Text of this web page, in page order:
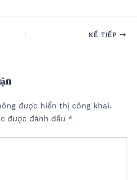
KẾ TIẾP
được hiển thị công khai.
được đánh dấu *